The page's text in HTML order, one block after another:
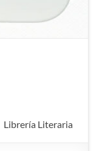
Librería Literaria